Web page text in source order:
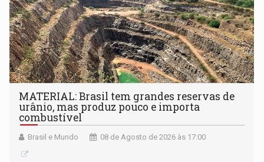
MATERIAL: Brasil tem grandes reservas de
urânio, mas produz pouco e importa
combustível
Brasil e Mundo 08 de Agosto de 2026 às 17:00